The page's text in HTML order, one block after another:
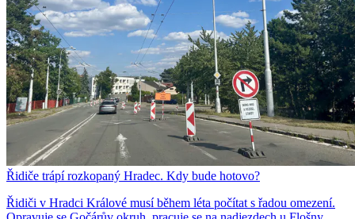
Řidiče trápí rozkopaný Hradec. Kdy bude hotovo?
Řidiči v Hradci Králové musí během léta počítat s řadou omezení.